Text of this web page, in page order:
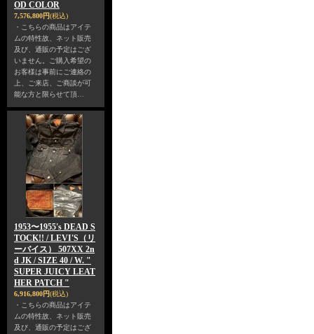
OD COLOR
7,576,800円(税込)
・こちらの商品はアイテ
ムの特性故、ネット販売
及び、通販の予定はござ
いません。ご購入希望の
お客様は事前にご連絡の
上、ご来店、ご商談が可
能な方と限らせて頂…
1953〜1955's DEAD S
TOCK!! / LEVI'S（リ
ーバイス） 507XX 2n
d JK / SIZE 40 / W. "
SUPER JUICY LEAT
HER PATCH "
6,916,800円(税込)
・こちらの商品はアイテ
ムの特性故、ネット販売
及び、通販の予定はござ